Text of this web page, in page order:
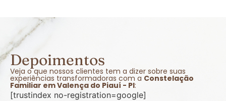
Depoimentos
Veja o que nossos clientes tem a dizer sobre suas
experiências transformadoras com a Constelação
Familiar em Valença do Piauí - PI:
[trustindex no-registration=google]